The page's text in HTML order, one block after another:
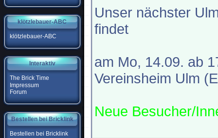
klötzlebauer-ABC
klötzlebauer-ABC
Interaktiv
The Brick Time
Impressum
Forum
Bestellen bei Bricklink
Bestellen bei Bricklink
Unser nächster
findet
am Mo, 14.09. ab
Vereinsheim Ulm
Neue Besucher/